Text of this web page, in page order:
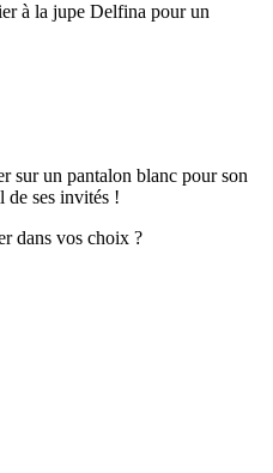
à la jupe Delfina pour un
sur un pantalon blanc pour son
de ses invités !
dans vos choix ?